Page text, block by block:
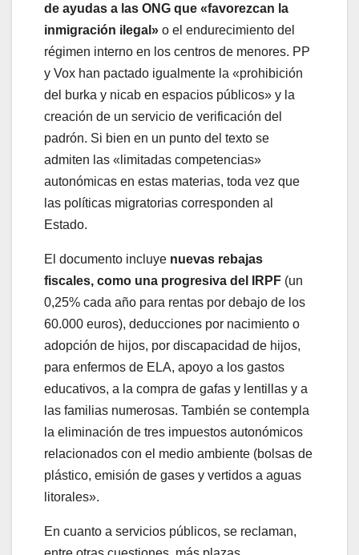
de ayudas a las ONG que «favorezcan la
inmigración ilegal» o el endurecimiento del
régimen interno en los centros de menores. PP
y Vox han pactado igualmente la «prohibición
del burka y nicab en espacios públicos» y la
creación de un servicio de verificación del
padrón. Si bien en un punto del texto se
admiten las «limitadas competencias»
autonómicas en estas materias, toda vez que
las políticas migratorias corresponden al
Estado.
El documento incluye nuevas rebajas
fiscales, como una progresiva del IRPF (un
0,25% cada año para rentas por debajo de los
60.000 euros), deducciones por nacimiento o
adopción de hijos, por discapacidad de hijos,
para enfermos de ELA, apoyo a los gastos
educativos, a la compra de gafas y lentillas y a
las familias numerosas. También se contempla
la eliminación de tres impuestos autonómicos
relacionados con el medio ambiente (bolsas de
plástico, emisión de gases y vertidos a aguas
litorales».
En cuanto a servicios públicos, se reclaman,